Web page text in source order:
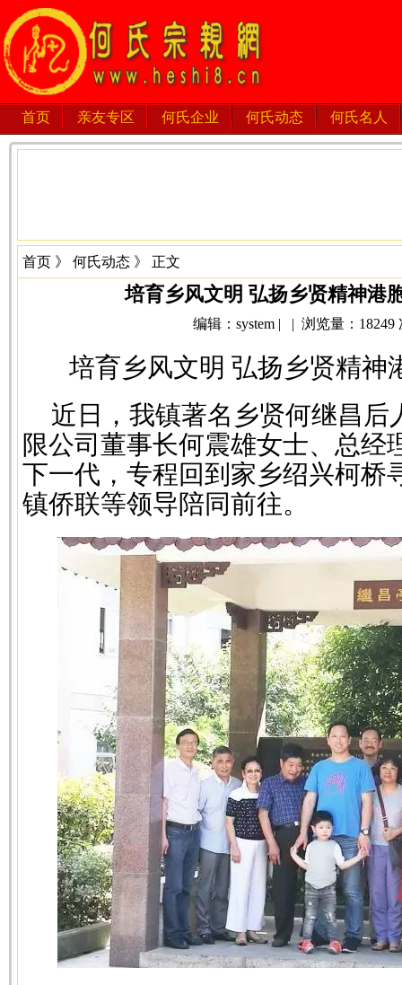
首页 亲友专区 何氏企业 何氏动态 何氏名人
首页 》 何氏动态 》 正文
培育乡风文明 弘扬乡贤精神港
编辑：system | | 浏览量：18249
培育乡风文明 弘扬乡贤精神
近日，我镇著名乡贤何继昌后
限公司董事长何震雄女士、总经
下一代，专程回到家乡绍兴柯桥
镇侨联等领导陪同前往。